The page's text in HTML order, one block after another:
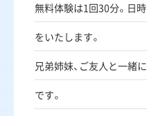
無料体験は1回30分。日
をいたします。
兄弟姉妹、ご友人と一緒
です。